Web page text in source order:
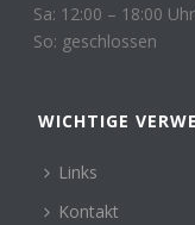
Sa: 12:00 – 18:00 Uhr
So: geschlossen
WICHTIGE
Links
Kontakt